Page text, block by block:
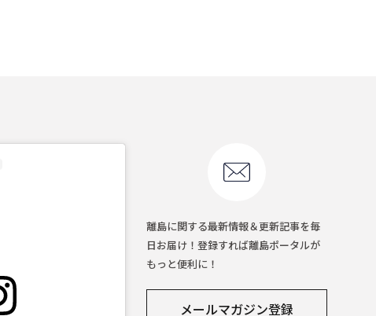
離島に関する最新情報＆更新記事を毎
日お届け！登録すれば離島ポータルが
もっと便利に！
メールマガジン登録